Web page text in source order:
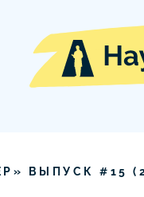
ВЫПУСК # 15 (